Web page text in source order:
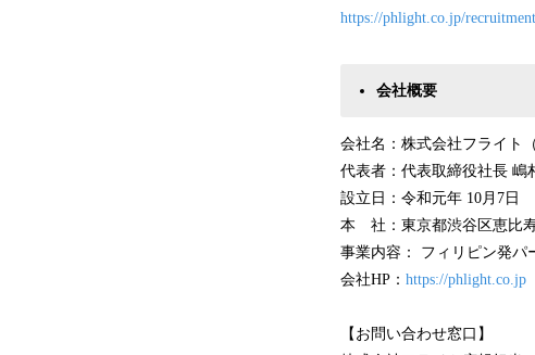
https://phlight.co.jp/recruitment
会社概要
会社名：株式会社フライト
代表者：代表取締役社長 嶋
設立日：令和元年 10月7日
本 社：東京都渋谷区恵比
事業内容： フィリピン発パ
会社HP： https://phlight.co.jp
【お問い合わせ窓口】